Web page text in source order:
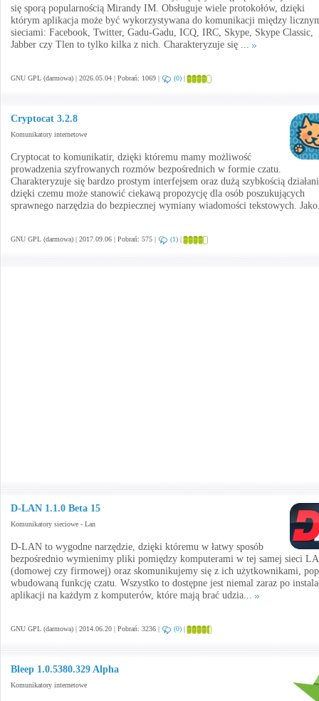
się sporą popularnością Mirandy IM. Obsługuje wiele protokołów, dzięki
którym aplikacja może być wykorzystywana do komunikacji między
sieciami: Facebook, Twitter, Gadu-Gadu, ICQ, IRC, Skype, Skype Classic,
Jabber czy Tlen to tylko kilka z nich. Charakteryzuje się ...
GNU GPL (darmowa) | 2026.05.04 | Pobrań: 1069 | (0) |
Cryptocat 3.2.8
Komunikatory internetowe
Cryptocat to komunikatir, dzięki któremu mamy możliwość
prowadzenia szyfrowanych rozmów bezpośrednich w formie czatu.
Charakteryzuje się bardzo prostym interfejsem oraz dużą szybkością
dzięki czemu może stanowić ciekawą propozycję dla osób poszukujących
sprawnego narzędzia do bezpiecznej wymiany wiadomości tekstowych.
GNU GPL (darmowa) | 2017.09.06 | Pobrań: 575 | (1) |
D-LAN 1.1.0 Beta 15
Komunikatory sieciowe - Lan
D-LAN to wygodne narzędzie, dzięki któremu w łatwy sposób
bezpośrednio wymienimy pliki pomiędzy komputerami w tej samej sieci
(domowej czy firmowej) oraz skomunikujemy się z ich użytkownikami,
wbudowaną funkcję czatu. Wszystko to dostępne jest niemal zaraz po
aplikacji na każdym z komputerów, które mają brać udzia...
GNU GPL (darmowa) | 2014.06.20 | Pobrań: 3236 | (0) |
Bleep 1.0.5380.329 Alpha
Komunikatory internetowe